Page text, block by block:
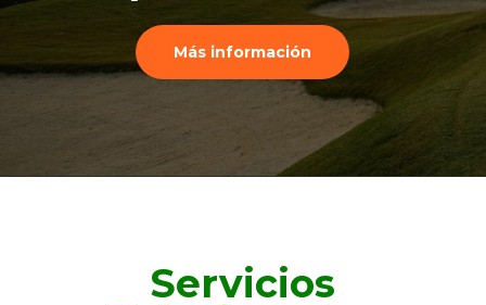
Más información
Servicios